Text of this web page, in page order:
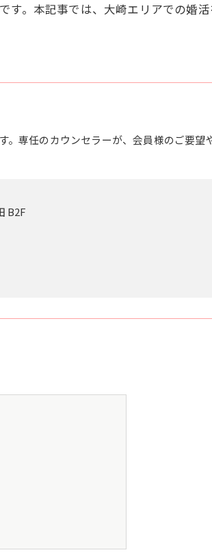
す。本記事では、大崎エリアでの婚
専任のカウンセラーが、会員様のご要望
B2F